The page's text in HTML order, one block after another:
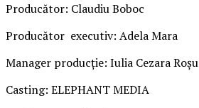
Producător: Claudiu Boboc
Producător executiv: Adela Mara
Manager producție: Iulia Cezara Roșu
Casting: ELEPHANT MEDIA